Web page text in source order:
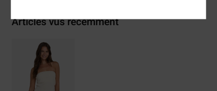
Articles vus récemment